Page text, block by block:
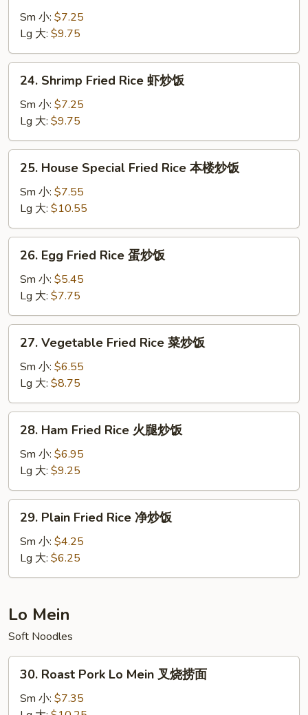
Fried
Rice
牛
炒
Sm 小: $7.25
Lg 大: $9.75
Shrimp
Fried
Rice
虾
炒
24. Shrimp Fried Rice 虾炒饭
Sm 小: $7.25
Lg 大: $9.75
House
Special
Fried
Rice
本
25. House Special Fried Rice 本楼炒饭
Sm 小: $7.55
Lg 大: $10.55
Egg
Fried
Rice
蛋
炒
26. Egg Fried Rice 蛋炒饭
Sm 小: $5.45
Lg 大: $7.75
Vegetable
Fried
Rice
菜
炒
27. Vegetable Fried Rice 菜炒饭
Sm 小: $6.55
Lg 大: $8.75
Ham
Fried
Rice
火
腿
28. Ham Fried Rice 火腿炒饭
Sm 小: $6.95
Lg 大: $9.25
Plain
Fried
Rice
净
饭
29. Plain Fried Rice 净炒饭
Sm 小: $4.25
Lg 大: $6.25
Lo Mein
Soft Noodles
Roast
Pork
30. Roast Pork Lo Mein 叉烧捞面
Sm 小: $7.35